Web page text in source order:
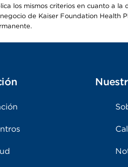
los mismos criterios en cuanto a
de Kaiser Foundation Health